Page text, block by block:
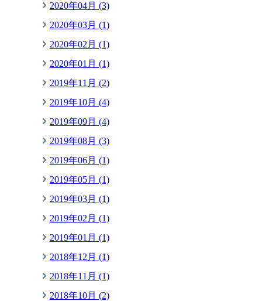
2020年04月 (3)
2020年03月 (1)
2020年02月 (1)
2020年01月 (1)
2019年11月 (2)
2019年10月 (4)
2019年09月 (4)
2019年08月 (3)
2019年06月 (1)
2019年05月 (1)
2019年03月 (1)
2019年02月 (1)
2019年01月 (1)
2018年12月 (1)
2018年11月 (1)
2018年10月 (2)